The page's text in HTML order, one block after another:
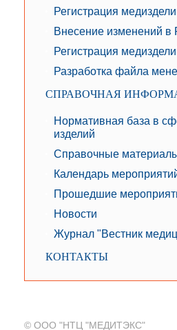
Регистрация
Внесение изменений в
Регистрация
Разработка файла
СПРАВОЧНАЯ
Нормативная база в
изделий
Справочные
Календарь
Прошедшие
Новости
Журнал "Вестник
КОНТАКТЫ
© ООО "НТЦ "МЕДИТЭКС"